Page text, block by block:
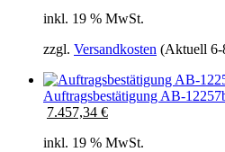
ist:
inkl. 19 % MwSt.
zzgl. Versandkosten (Aktuell 6-
Auftragsbestätigung AB-
Aktueller
ist:
7.457,34 €
inkl. 19 % MwSt.